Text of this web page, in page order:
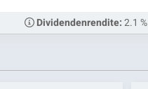
Dividendenrendite:2.1 %